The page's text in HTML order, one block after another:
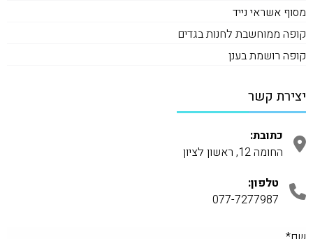
מסוף אשראי נייד
קופה ממוחשבת לחנות בגדים
קופה רושמת בענן
יצירת קשר
כתובת:
החומה 12, ראשון לציון
טלפון:
077-7277987